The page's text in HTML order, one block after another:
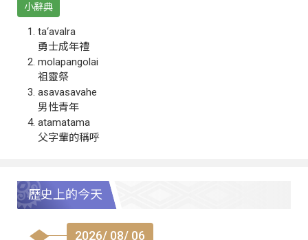
小辭典
ta‘avalra
勇士成年禮
molapangolai
祖靈祭
asavasavahe
男性青年
atamatama
父字輩的稱呼
歷史上的今天
2026/ 08/ 06